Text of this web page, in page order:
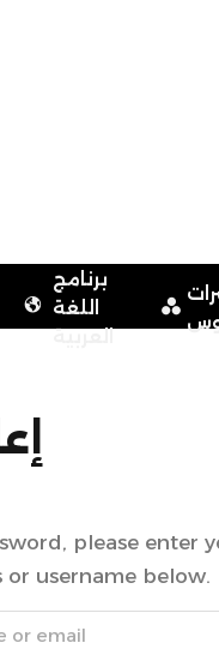
برنامج
اللغة
العربية
please enter
or username below.